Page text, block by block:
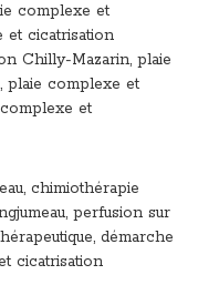
complexe et
et cicatrisation
Chilly-Mazarin, plaie
, plaie complexe et
et
, chimiothérapie
, perfusion sur
démarche
cicatrisation